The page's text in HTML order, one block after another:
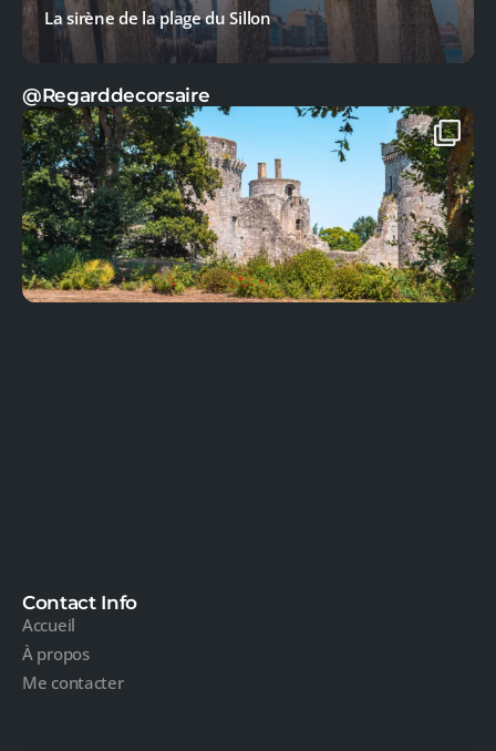
La sirène de la plage du Sillon
@Regarddecorsaire
Contact Info
Accueil
À propos
Me contacter